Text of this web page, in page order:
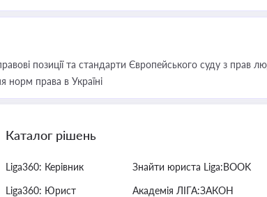
позиції та стандарти Європейського суду з прав
норм права в Україні
Каталог рішень
Liga360: Керівник
Liga360: Юрист
Знайти юриста Liga:BOOK
Академія ЛІГА:ЗАКОН